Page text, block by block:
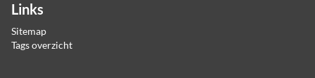
Links
Sitemap
Tags overzicht